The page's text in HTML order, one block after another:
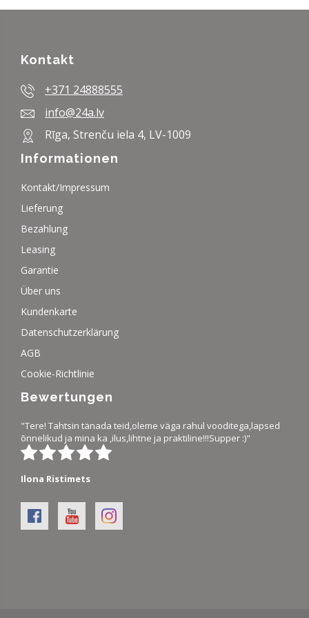
Kontakt
+371 24888555
info@24a.lv
Rīga, Strenču iela 4, LV-1009
Informationen
Kontakt/Impressum
Lieferung
Bezahlung
Leasing
Garantie
Über uns
Kundenkarte
Datenschutzerklärung
AGB
Cookie-Richtlinie
Bewertungen
"Tere! Tahtsin tänada teid,oleme väga rahul vooditega,lapsed
õnnelikud ja mina ka ,ilus,lihtne ja praktiline!!!Supper :)"
Ilona Ristimets